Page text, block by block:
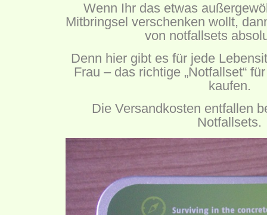
Wenn Ihr das etwas
Mitbringsel verschenken wollt,
von notfallsets
Denn hier gibt es für jede
Frau – das richtige „Notfallset“
kaufen.
Die Versandkosten entfallen
Notfallsets.